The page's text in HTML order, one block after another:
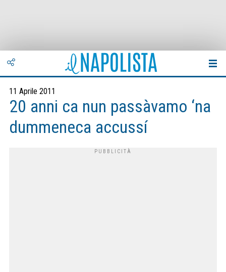
11 Aprile 2011
20 anni ca nun passàvamo ‘na
dummeneca accussí